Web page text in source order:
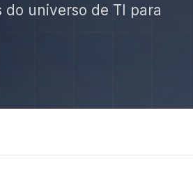
do universo de TI para